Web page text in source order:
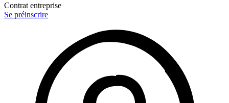
Contrat entreprise
Se préinscrire